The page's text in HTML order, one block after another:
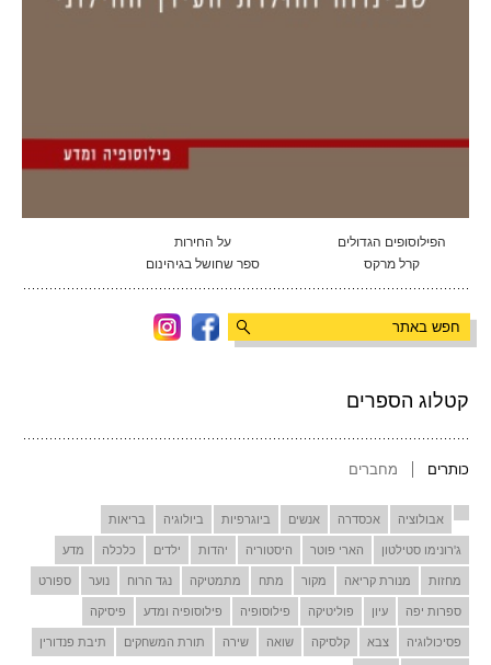
קטלוג הספרים
כותרים מחברים
אבולוציה אכסדרה אנשים ביוגרפיות ביולוגיה בריאות
ג'רונימו סטילטון הארי פוטר היסטוריה יהדות ילדים כלכלה מדע
מחזות מנורת קריאה מקור מתח מתמטיקה נגד הרוח נוער ספורט
ספרות יפה עיון פוליטיקה פילוסופיה פילוסופיה ומדע פיסיקה
פסיכולוגיה צבא קלסיקה שואה שירה תורת המשחקים תיבת פנדורין
הפילוסופים הגדולים
על החירות
קרל מרקס
ספר שחושל בגיהינום